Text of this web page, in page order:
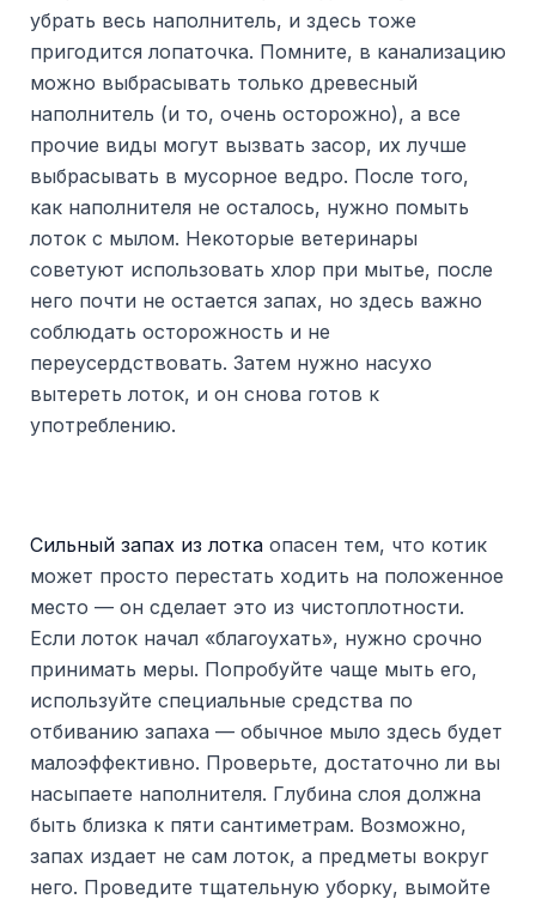
убрать весь наполнитель, и здесь тоже
пригодится лопаточка. Помните, в канализацию
можно выбрасывать только древесный
наполнитель (и то, очень осторожно), а все
прочие виды могут вызвать засор, их лучше
выбрасывать в мусорное ведро. После того,
как наполнителя не осталось, нужно помыть
лоток с мылом. Некоторые ветеринары
советуют использовать хлор при мытье, после
него почти не остается запах, но здесь важно
соблюдать осторожность и не
переусердствовать. Затем нужно насухо
вытереть лоток, и он снова готов к
употреблению.
Сильный запах из лоткаопасен тем, что котик
может просто перестать ходить на положенное
место — он сделает это из чистоплотности.
Если лоток начал «благоухать», нужно срочно
принимать меры. Попробуйте чаще мыть его,
используйте специальные средства по
отбиванию запаха — обычное мыло здесь будет
малоэффективно. Проверьте, достаточно ли вы
насыпаете наполнителя. Глубина слоя должна
быть близка к пяти сантиметрам. Возможно,
запах издает не сам лоток, а предметы вокруг
него. Проведите тщательную уборку, вымойте